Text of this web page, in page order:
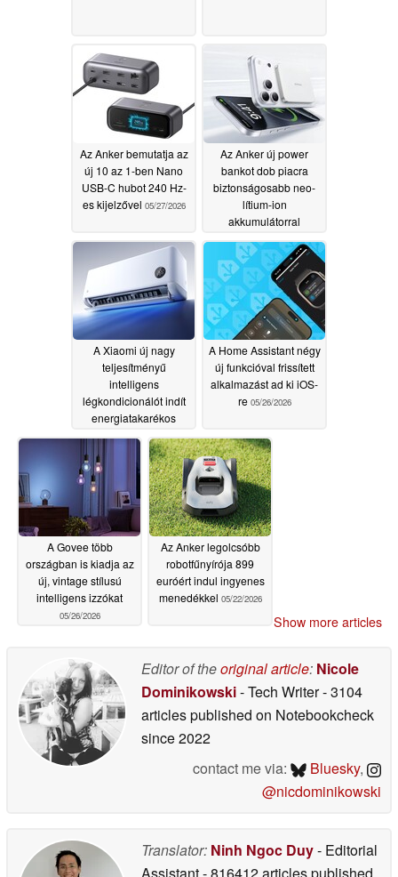
Az Anker bemutatja az
új 10 az 1-ben Nano
USB-C hubot 240 Hz-
es kijelzővel 05/27/2026
Az Anker új power
bankot dob piacra
biztonságosabb neo-
lítium-ion
akkumulátorral
05/27/2026
A Xiaomi új nagy
teljesítményű
intelligens
légkondicionálót indít
energiatakarékos
05/27/2026
A Home Assistant négy
új funkcióval frissített
alkalmazást ad ki iOS-
re 05/26/2026
A Govee több
országban is kiadja az
új, vintage stílusú
intelligens izzókat
05/26/2026
Az Anker legolcsóbb
robotfűnyírója 899
euróért indul ingyenes
menedékkel 05/22/2026
Show more articles
Editor of theoriginal article: Nicole
Dominikowski- Tech Writer- 3104
articles published on Notebookcheck
since 2022
contact me via:
Bluesky,
@nicdominikowski
Translator: Ninh Ngoc Duy- Editorial
Assistant- 816412 articles published